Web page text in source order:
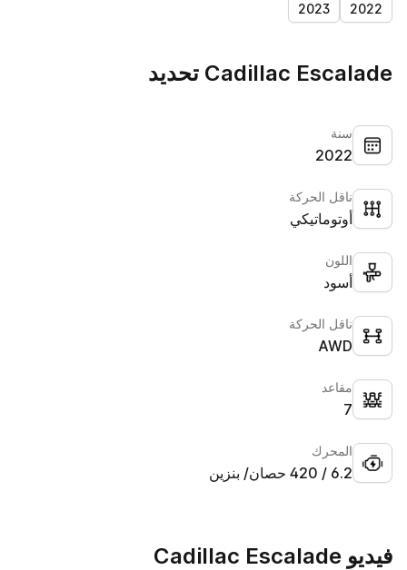
2022
2023
Cadillac Escalade تحديد
سنة
2022
ناقل الحركة
أوتوماتيكي
اللون
أسود
ناقل الحركة
AWD
مقاعد
7
المحرك
6.2 / 420 حصان/ بنزين
فيديو Cadillac Escalade